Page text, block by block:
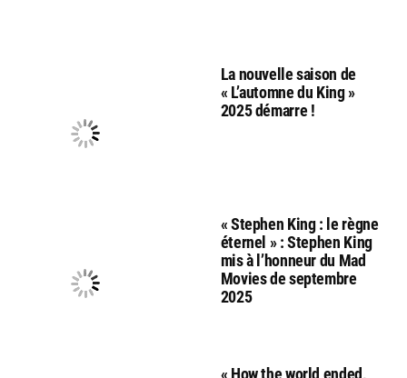
La nouvelle saison de
« L’automne du King »
2025 démarre !
« Stephen King : le règne
éternel » : Stephen King
mis à l’honneur du Mad
Movies de septembre
2025
« How the world ended,